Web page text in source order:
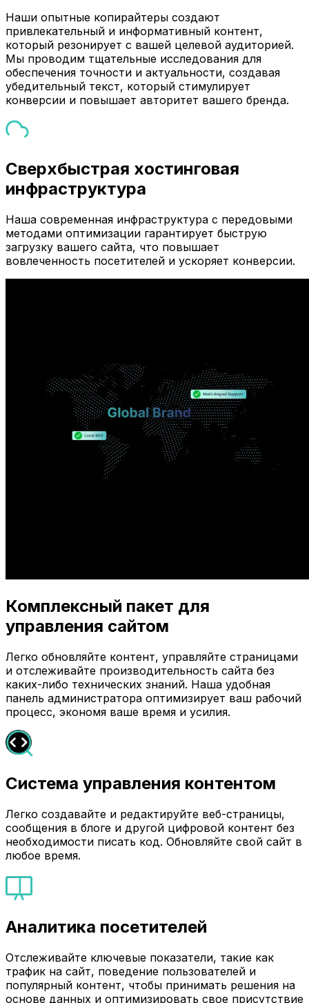
Наши опытные копирайтеры создают
привлекательный и информативный контент,
который резонирует с вашей целевой аудиторией.
Мы проводим тщательные исследования для
обеспечения точности и актуальности, создавая
убедительный текст, который стимулирует
конверсии и повышает авторитет вашего бренда.
Сверхбыстрая хостинговая
инфраструктура
Наша современная инфраструктура с передовыми
методами оптимизации гарантирует быструю
загрузку вашего сайта, что повышает
вовлеченность посетителей и ускоряет конверсии.
Комплексный пакет для
управления сайтом
Легко обновляйте контент, управляйте страницами
и отслеживайте производительность сайта без
каких-либо технических знаний. Наша удобная
панель администратора оптимизирует ваш рабочий
процесс, экономя ваше время и усилия.
Система управления контентом
Легко создавайте и редактируйте веб-страницы,
сообщения в блоге и другой цифровой контент без
необходимости писать код. Обновляйте свой сайт в
любое время.
Аналитика посетителей
Отслеживайте ключевые показатели, такие как
трафик на сайт, поведение пользователей и
популярный контент, чтобы принимать решения на
основе данных и оптимизировать свое присутствие